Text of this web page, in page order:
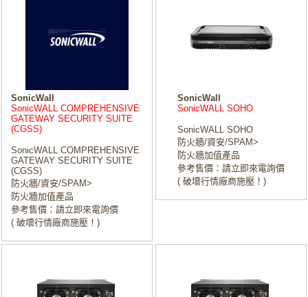
SonicWall
SonicWALL COMPREHENSIVE
GATEWAY SECURITY SUITE
(CGSS)
SonicWALL COMPREHENSIVE
GATEWAY SECURITY SUITE
(CGSS)
防火牆/資安/SPAM>
防火牆加值產品
參考售價：請立即來電詢價
( 破壞行情廠商施壓！)
SonicWall
SonicWALL SOHO
SonicWALL SOHO
防火牆/資安/SPAM>
防火牆加值產品
參考售價：請立即來電詢價
( 破壞行情廠商施壓！)